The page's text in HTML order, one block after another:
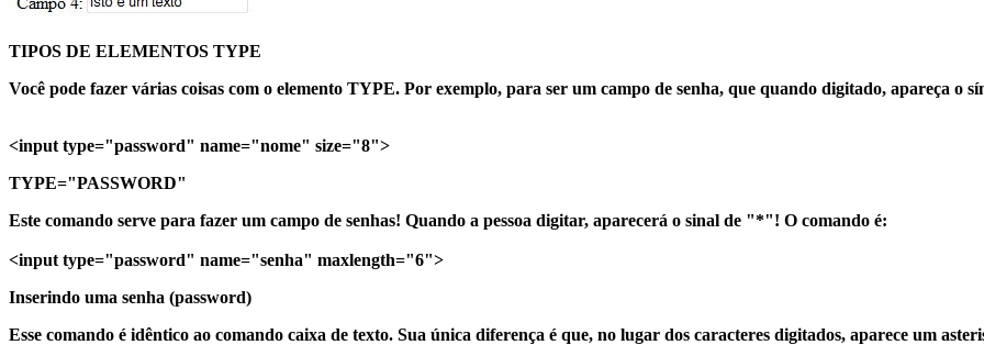
TIPOS DE ELEMENTOS TYPE
Você pode fazer várias coisas com o elemento TYPE. Por exemplo, para ser um campo de senha, que quando digitado, apareça o
<input type="password" name="nome" size="8">
TYPE="PASSWORD"
Este comando serve para fazer um campo de senhas! Quando a pessoa digitar, aparecerá o sinal de "*"! O comando é:
<input type="password" name="senha" maxlength="6">
Inserindo uma senha (password)
Esse comando é idêntico ao comando caixa de texto. Sua única diferença é que, no lugar dos caracteres digitados, aparece um